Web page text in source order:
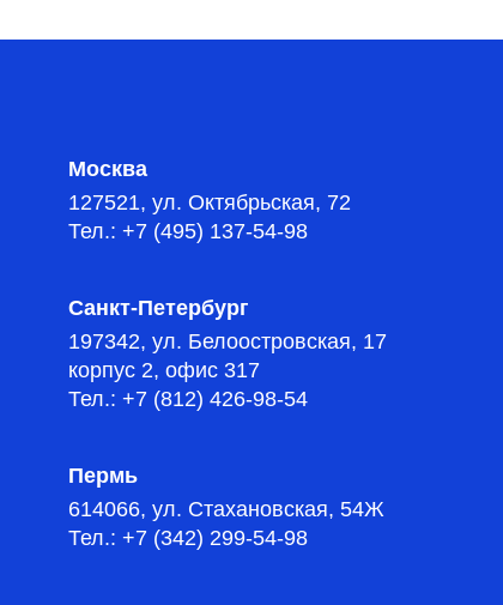
Москва
127521, ул. Октябрьская, 72
Тел.: +7 (495) 137-54-98
Санкт-Петербург
197342, ул. Белоостровская, 17
корпус 2, офис 317
Тел.: +7 (812) 426-98-54
Пермь
614066, ул. Стахановская, 54Ж
Тел.: +7 (342) 299-54-98